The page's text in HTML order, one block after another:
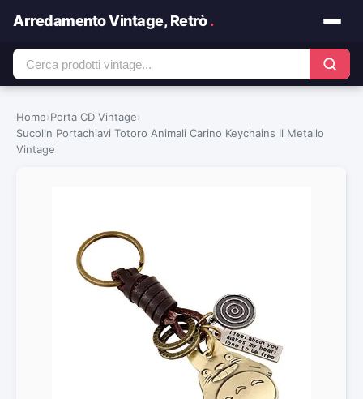
Arredamento Vintage, Retrò.
Home›Porta CD Vintage›
Sucolin Portachiavi Totoro Animali Carino Keychains Il Metallo
Vintage